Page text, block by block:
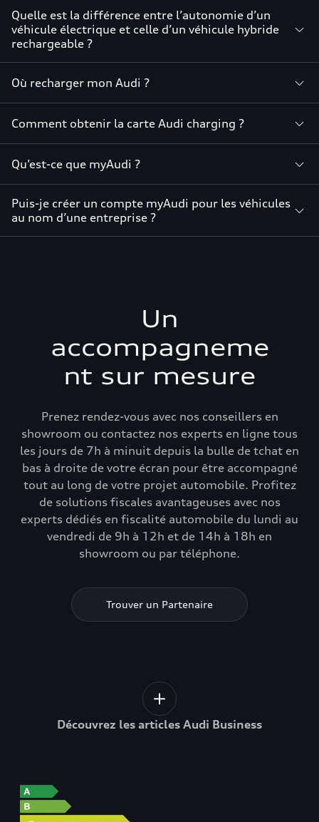
Quelle est la différence entre l’autonomie d’un
véhicule électrique et celle d’un véhicule hybride
rechargeable ?
Où recharger mon Audi ?
Comment obtenir la carte Audi charging ?
Qu’est-ce que myAudi ?
Puis-je créer un compte myAudi pour les véhicules
au nom d’une entreprise ?
Un
accompagneme
nt sur mesure
Prenez rendez-vous avec nos conseillers en
showroom ou contactez nos experts en ligne tous
les jours de 7h à minuit depuis la bulle de tchat en
bas à droite de votre écran pour être accompagné
tout au long de votre projet automobile. Profitez
de solutions fiscales avantageuses avec nos
experts dédiés en fiscalité automobile du lundi au
vendredi de 9h à 12h et de 14h à 18h en
showroom ou par téléphone.
Trouver un Partenaire
Découvrez les articles Audi Business